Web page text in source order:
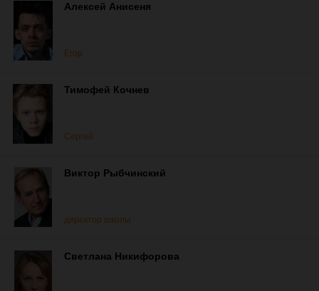
Алексей Анисеня
Егор
Тимофей Кочнев
Сергей
Виктор Рыбчинский
директор школы
Светлана Никифорова